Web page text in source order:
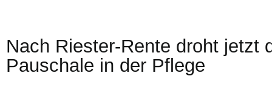
Nach Riester-Rente droht jetzt
Pauschale in der Pflege